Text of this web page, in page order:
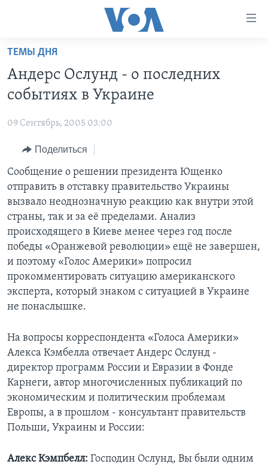
Перейти
основной
контент
навигации
Перейти
поиск
ПРОГРАММЫ
НОВОСТИ ЗА МИНУТУ
ИТОГИ
ПОЧЕМУ ЭТО ВАЖНО?
ДИСКУССИЯ VOA
ДЕТАЛИ
НЬЮ-ЙОРК NEW YORK
АМЕРИКА. БОЛЬШОЕ ПУТЕШЕСТВИЕ
УЧИМ АНГЛИЙСКИЙ
НАША АМЕРИКАНСКАЯ ИСТОРИЯ
А КАК В АМЕРИКЕ?
АРТЕФАКТЫ
АМЕРИКАНСКИЕ ГОРОДКИ
ТЕСТЫ
ЭКСПЕРТИЗА
ИНТЕРВЬЮ
ФАКТЫ ПРОТИВ ФЕЙКОВ
ЗА СВОБОДУ ПРЕССЫ
УЧИМ АНГЛИЙСКИЙ
ВИДЕО
ПОДПИСКА НА НОВОСТИ
Learning English
Языки
ТЕМЫ ДНЯ
Андерс Ослунд - о последних
событиях в Украине
09 Сентябрь, 2005 03:00
Поделиться
Сообщение о решении президента Ющенко
отправить в отставку правительство Украины
вызвало неоднозначную реакцию как внутри этой
страны, так и за её пределами. Анализ
происходящего в Киеве менее через год после
победы «Оранжевой революции» ещё не завершен,
и поэтому «Голос Америки» попросил
прокомментировать ситуацию американского
эксперта, который знаком с ситуацией в Украине
не понаслышке.
На вопросы корреспондента «Голоса Америки»
Алекса Кэмбелла отвечает Андерс Ослунд -
директор программ России и Евразии в Фонде
Карнеги, автор многочисленных публикаций по
экономическим и политическим проблемам
Европы, а в прошлом - консультант правительств
Польши, Украины и России:
Алекс Кэмпбелл: Господин Ослунд, Вы были одним